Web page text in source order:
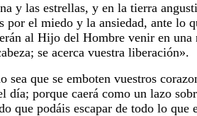
y las estrellas, y en la tierra
por el miedo y la ansiedad, ante lo
al Hijo del Hombre venir en
se acerca vuestra liberación».
sea que se emboten vuestros
día; porque caerá como un lazo
que podáis escapar de todo lo